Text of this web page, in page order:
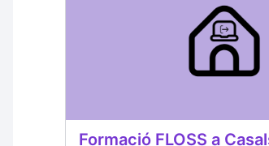
Formació FLOSS a